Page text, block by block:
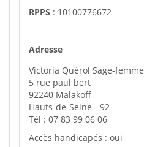
RPPS : 10100776672
Adresse
Victoria Quérol Sage-femme
5 rue paul bert
92240 Malakoff
Hauts-de-Seine - 92
Tél : 07 83 99 06 06
Accès handicapés : oui